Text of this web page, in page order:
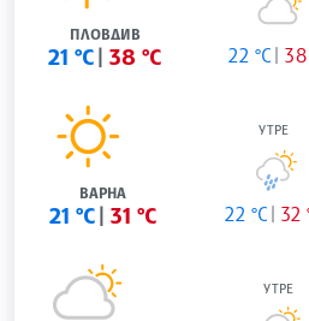
ПЛОВДИВ
21 °C 38 °C 22 °C 38
ВАРНА
21 °C 31 °C
УТРЕ
22 °C 32
УТРЕ